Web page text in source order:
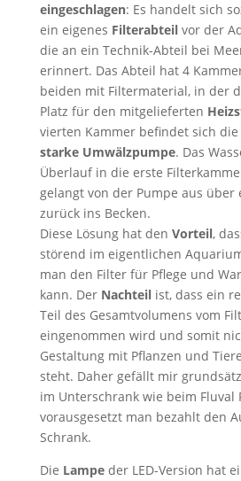
eingeschlagen: Es handelt sich
ein eigenes Filterabteilvor der
die an ein Technik-Abteil bei
erinnert. Das Abteil hat 4
beiden mit Filtermaterial, in der
Platz für den mitgelieferten
vierten Kammer befindet sich die
starke Umwälzpumpe. Das
Überlauf in die erste
gelangt von der Pumpe aus über
zurück ins Becken.
Diese Lösung hat den Vorteil,
störend im eigentlichen
man den Filter für Pflege und
kann. Der Nachteilist, dass ein
Teil des Gesamtvolumens vom
eingenommen wird und somit
Gestaltung mit Pflanzen und
steht. Daher gefällt mir
im Unterschrank wie beim Fluval
vorausgesetzt man bezahlt den
Schrank.
Die Lampeder LED-Version hat